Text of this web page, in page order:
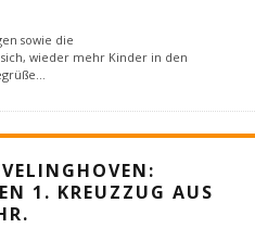
sowie die
wieder mehr Kinder in den
...
1. KREUZZUG AUS